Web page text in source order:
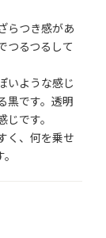
らつき感があ
つるつるして
いような感じ
黒です。透明
です。
く、何を乗せ